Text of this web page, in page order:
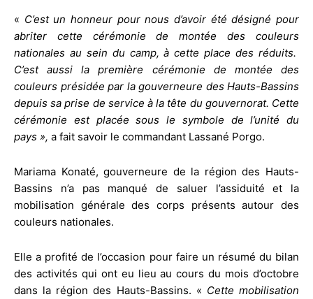
« C’est un honneur pour nous d’avoir été désigné pour
abriter cette cérémonie de montée des couleurs
nationales au sein du camp, à cette place des réduits.
C’est aussi la première cérémonie de montée des
couleurs présidée par la gouverneure des Hauts-Bassins
depuis sa prise de service à la tête du gouvernorat. Cette
cérémonie est placée sous le symbole de l’unité du
pays », a fait savoir le commandant Lassané Porgo.
Mariama Konaté, gouverneure de la région des Hauts-
Bassins n’a pas manqué de saluer l’assiduité et la
mobilisation générale des corps présents autour des
couleurs nationales.
Elle a profité de l’occasion pour faire un résumé du bilan
des activités qui ont eu lieu au cours du mois d’octobre
dans la région des Hauts-Bassins. « Cette mobilisation